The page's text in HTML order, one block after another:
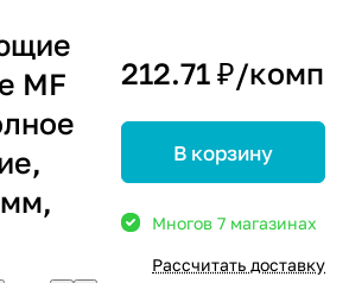
MF
212.71 ₽/комп
В корзину
Многов 7 магазинах
Рассчитать доставку